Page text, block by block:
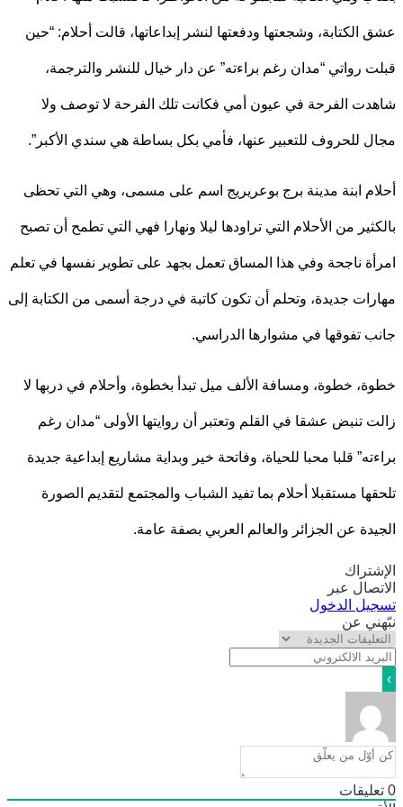
وشجعتها ودفعتها لنشر إبداعاتها، قالت أحلام: “حين
رواتي “مدان رغم براءته” عن دار خيال للنشر والترجمة،
الفرحة في عيون أمي فكانت تلك الفرحة لا توصف ولا
للحروف للتعبير عنها، فأمي بكل بساطة هي سندي الأكبر”.
ابنة مدينة برج بوعريريج اسم على مسمى، وهي التي تحظى
من الأحلام التي تراودها ليلا ونهارا فهي التي تطمح أن تصبح
ناجحة وفي هذا المساق تعمل بجهد على تطوير نفسها في تعلم
جديدة، وتحلم أن تكون كاتبة في درجة أسمى من الكتابة إلى
تفوقها في مشوارها الدراسي.
خطوة، ومسافة الألف ميل تبدأ بخطوة، وأحلام في دربها لا
تنبض عشقا في القلم وتعتبر أن روايتها الأولى “مدان رغم
قلبا محبا للحياة، وفاتحة خير وبداية مشاريع إبداعية جديدة
مستقبلا أحلام بما تفيد الشباب والمجتمع لتقديم الصورة
عن الجزائر والعالم العربي بصفة عامة.
عبر
الدخول
عن